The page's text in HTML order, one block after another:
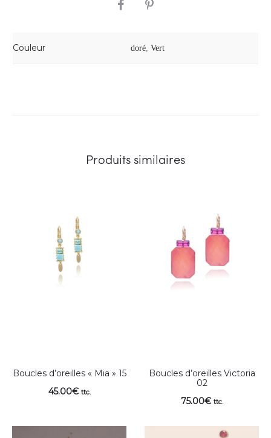
SHARE
Couleur doré, Vert
Produits similaires
Boucles d’oreilles « Mia » 15
45.00€ ttc.
Boucles d’oreilles Victoria
02
75.00€ ttc.